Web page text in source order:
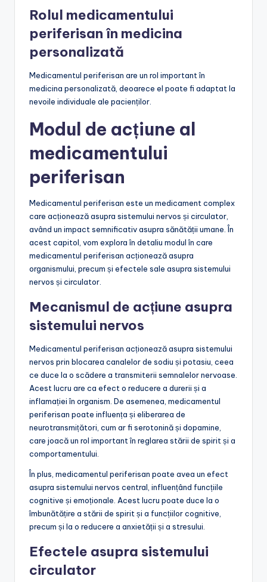
Rolul medicamentului
periferisan în medicina
personalizată
Medicamentul periferisan are un rol important în
medicina personalizată, deoarece el poate fi adaptat la
nevoile individuale ale pacienților.
Modul de acțiune al
medicamentului
periferisan
Medicamentul periferisan este un medicament complex
care acționează asupra sistemului nervos și circulator,
având un impact semnificativ asupra sănătății umane. În
acest capitol, vom explora în detaliu modul în care
medicamentul periferisan acționează asupra
organismului, precum și efectele sale asupra sistemului
nervos și circulator.
Mecanismul de acțiune asupra
sistemului nervos
Medicamentul periferisan acționează asupra sistemului
nervos prin blocarea canalelor de sodiu și potasiu, ceea
ce duce la o scădere a transmiterii semnalelor nervoase.
Acest lucru are ca efect o reducere a durerii și a
inflamației în organism. De asemenea, medicamentul
periferisan poate influența și eliberarea de
neurotransmițători, cum ar fi serotonină și dopamine,
care joacă un rol important în reglarea stării de spirit și a
comportamentului.
În plus, medicamentul periferisan poate avea un efect
asupra sistemului nervos central, influențând funcțiile
cognitive și emoționale. Acest lucru poate duce la o
îmbunătățire a stării de spirit și a funcțiilor cognitive,
precum și la o reducere a anxietății și a stresului.
Efectele asupra sistemului
circulator